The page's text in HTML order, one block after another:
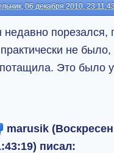
06 декабря 2010,
недавно
не
Это было
marusik
писал: